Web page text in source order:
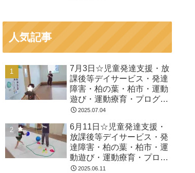
人気記事
7月3日☆児童発達支援・放
課後等デイサービス・発達
障害・柏の葉・柏市・運動
遊び・運動療育・プログラ
ム・楽しい療育
2025.07.04
6月11日☆児童発達支援・
放課後等デイサービス・発
達障害・柏の葉・柏市・運
動遊び・運動療育・プログ
ラム・楽しい療育
2025.06.11